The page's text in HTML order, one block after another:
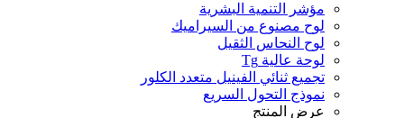
مؤشر التنمية البشرية
لوح مصنوع من السيراميك
لوح النحاس الثقيل
لوحة عالية Tg
تجميع ثنائي الفينيل متعدد الكلور
نموذج التحول السريع
عرض المنتج